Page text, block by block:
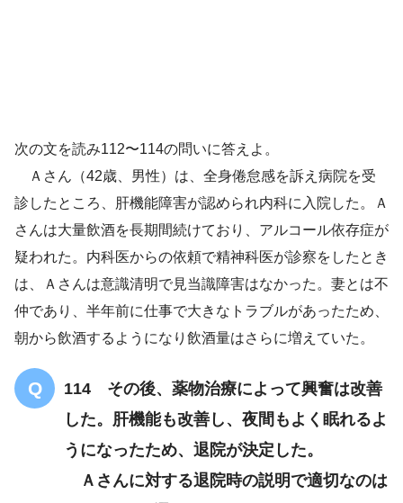
入院後2日 壁や布団に虫がたくさんいる
振戦せん妄
次の文を読み112〜114の問いに答えよ。
Ａさん（42歳、男性）は、全身倦怠感を訴え病院を受
診したところ、肝機能障害が認められ内科に入院した。Ａ
さんは大量飲酒を長期間続けており、アルコール依存症が
疑われた。内科医からの依頼で精神科医が診察をしたとき
は、Ａさんは意識清明で見当識障害はなかった。妻とは不
仲であり、半年前に仕事で大きなトラブルがあったため、
朝から飲酒するようになり飲酒量はさらに増えていた。
114 その後、薬物治療によって興奮は改善
した。肝機能も改善し、夜間もよく眠れるよ
うになったため、退院が決定した。
Ａさんに対する退院時の説明で適切なのは